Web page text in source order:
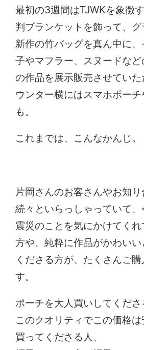
最初の3週間はTJWKを象徴
判ブランケットを飾って、
新作の竹バッグを真ん中に
子やマフラー、スヌードな
の作品を展示販売させてい
ウンター横にはスマホポー
も。
これまでは、こんなかんじ。
片岡さんのお客さんやお知
続々といらっしゃっていて
震災のことを気にかけてく
方や、純粋に作品がかわい
くださる方が、たくさんご
す。
ポーチを大人買いしてくださ
このクオリティでこの価格
買ってくださる人、